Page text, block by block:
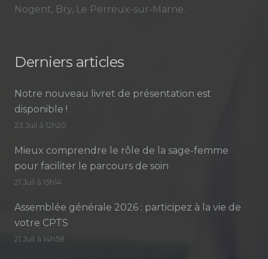
Nogent, Bry, Le Perreux-sur-Marne.
Derniers articles
Notre nouveau livret de présentation est
disponible !
23 Juil à 12h20
Mieux comprendre le rôle de la sage-femme
pour faciliter le parcours de soin
21 Juil à 15h14
Assemblée générale 2026 : participez à la vie de
votre CPTS
21 Juil à 14h58